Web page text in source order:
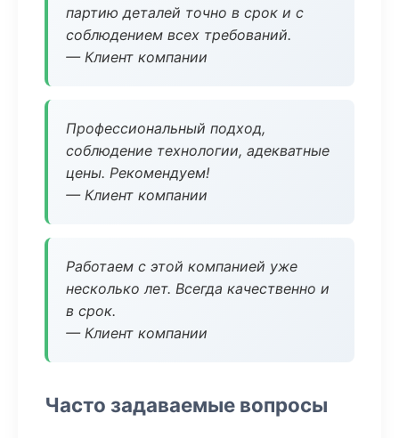
партию деталей точно в срок и с
соблюдением всех требований.
— Клиент компании
Профессиональный подход,
соблюдение технологии, адекватные
цены. Рекомендуем!
— Клиент компании
Работаем с этой компанией уже
несколько лет. Всегда качественно и
в срок.
— Клиент компании
Часто задаваемые вопросы